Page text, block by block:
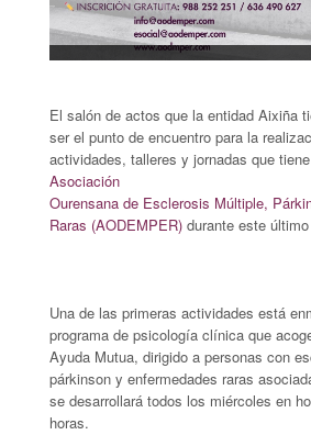
El salón de actos que la entidad Aixiña
ser el punto de encuentro para la
actividades, talleres y jornadas que
Asociación
Ourensana de Esclerosis Múltiple,
Raras (AODEMPER) durante este
Una de las primeras actividades está
programa de psicología clínica que
Ayuda Mutua, dirigido a personas con
párkinson y enfermedades raras
se desarrollará todos los miércoles en
horas.